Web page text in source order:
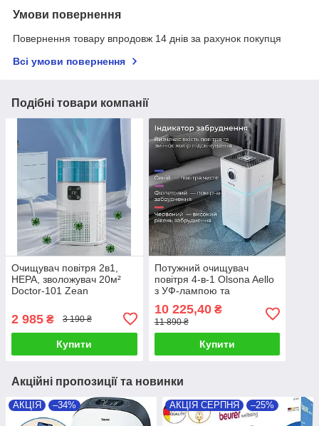
Умови повернення
Повернення товару впродовж 14 днів за рахунок покупця
Всі умови повернення
Подібні товари компанії
Очищувач повітря 2в1,
HEPA, зволожувач 20м²
Doctor-101 Zean
2 985 ₴ 3 190 ₴
Купити
Потужний очищувач
повітря 4-в-1 Olsona Aello
з УФ-лампою та
10 225,40₴
11 890 ₴
Купити
Акційні пропозиції та новинки
АКЦІЯ –34% АКЦІЯ СЕРПНЯ –25%